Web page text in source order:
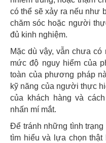
có thể sẽ xảy ra nếu như
chăm sóc hoặc người
đủ kinh nghiệm.
Mặc dù vậy, vẫn chưa
mức độ nguy hiểm của
toàn của phương pháp
kỹ năng của người thực
của khách hàng và
nhấn mí mắt.
Để tránh những tình trạng
tìm hiểu và lựa chọn